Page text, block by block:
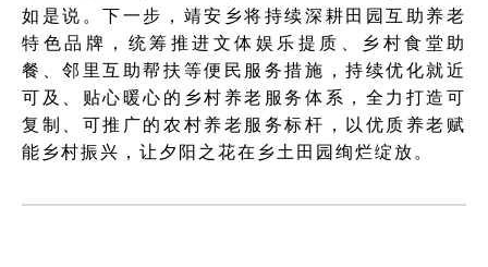
如是说。下一步，靖安乡将持续深耕田园互助养老
特色品牌，统筹推进文体娱乐提质、乡村食堂助
餐、邻里互助帮扶等便民服务措施，持续优化就近
可及、贴心暖心的乡村养老服务体系，全力打造可
复制、可推广的农村养老服务标杆，以优质养老赋
能乡村振兴，让夕阳之花在乡土田园绚烂绽放。